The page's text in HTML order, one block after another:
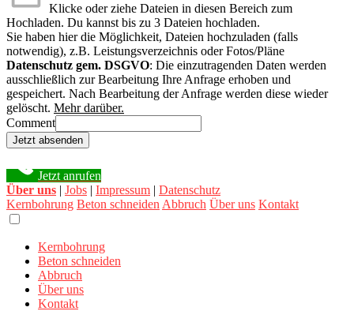
Klicke oder ziehe Dateien in diesen Bereich zum
Hochladen. Du kannst bis zu 3 Dateien hochladen.
Sie haben hier die Möglichkeit, Dateien hochzuladen (falls
notwendig), z.B. Leistungsverzeichnis oder Fotos/Pläne
Datenschutz gem. DSGVO: Die einzutragenden Daten werden
ausschließlich zur Bearbeitung Ihre Anfrage erhoben und
gespeichert. Nach Bearbeitung der Anfrage werden diese wieder
gelöscht. Mehr darüber.
Comment
Jetzt absenden
Jetzt anrufen
Über uns | Jobs | Impressum | Datenschutz
Kernbohrung Beton schneiden Abbruch Über uns Kontakt
Kernbohrung
Beton schneiden
Abbruch
Über uns
Kontakt